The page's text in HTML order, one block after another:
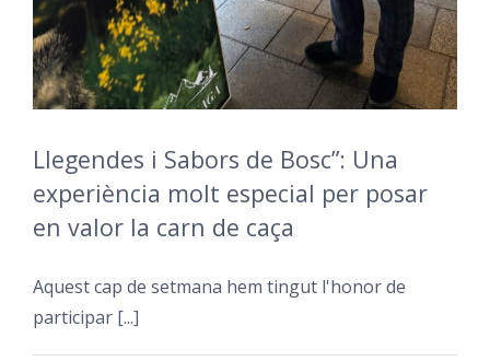
Llegendes i Sabors de Bosc”: Una
experiència molt especial per posar
en valor la carn de caça
Aquest cap de setmana hem tingut l'honor de
participar [...]